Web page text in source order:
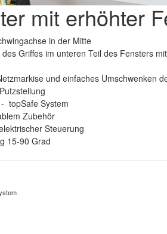
mit erhöhter
in der Mitte
Griffes im unteren Teil des Fensters
und einfaches Umschwenken
topSafe System
Zubehör
Steuerung
15-90 Grad
System